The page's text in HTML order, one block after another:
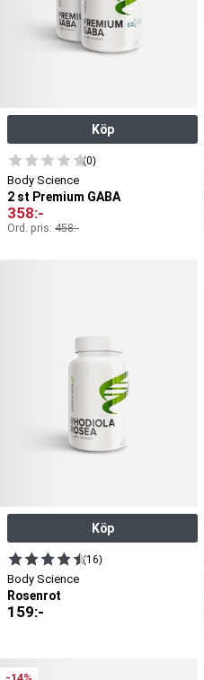
Köp
(0)
Body Science
2 st Premium GABA
358:-
Ord. pris: 458:-
Köp
(16)
Body Science
Rosenrot
159:-